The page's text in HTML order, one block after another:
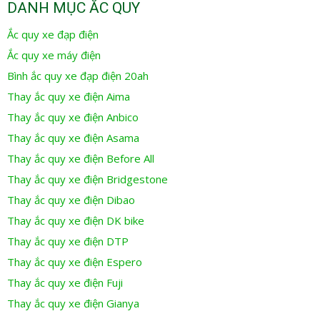
DANH MỤC ẮC QUY
Ắc quy xe đạp điện
Ắc quy xe máy điện
Bình ắc quy xe đạp điện 20ah
Thay ắc quy xe điện Aima
Thay ắc quy xe điện Anbico
Thay ắc quy xe điện Asama
Thay ắc quy xe điện Before All
Thay ắc quy xe điện Bridgestone
Thay ắc quy xe điện Dibao
Thay ắc quy xe điện DK bike
Thay ắc quy xe điện DTP
Thay ắc quy xe điện Espero
Thay ắc quy xe điện Fuji
Thay ắc quy xe điện Gianya